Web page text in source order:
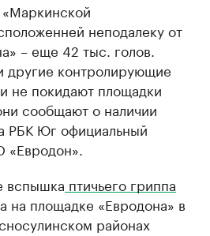
«Маркинской
неподалеку от
– еще 42 тыс. голов.
другие контролирующие
не покидают площадки
сообщают о наличии
РБК Юг официальный
«Евродон».
вспышка птичьего гриппа
на площадке «Евродона» в
районах